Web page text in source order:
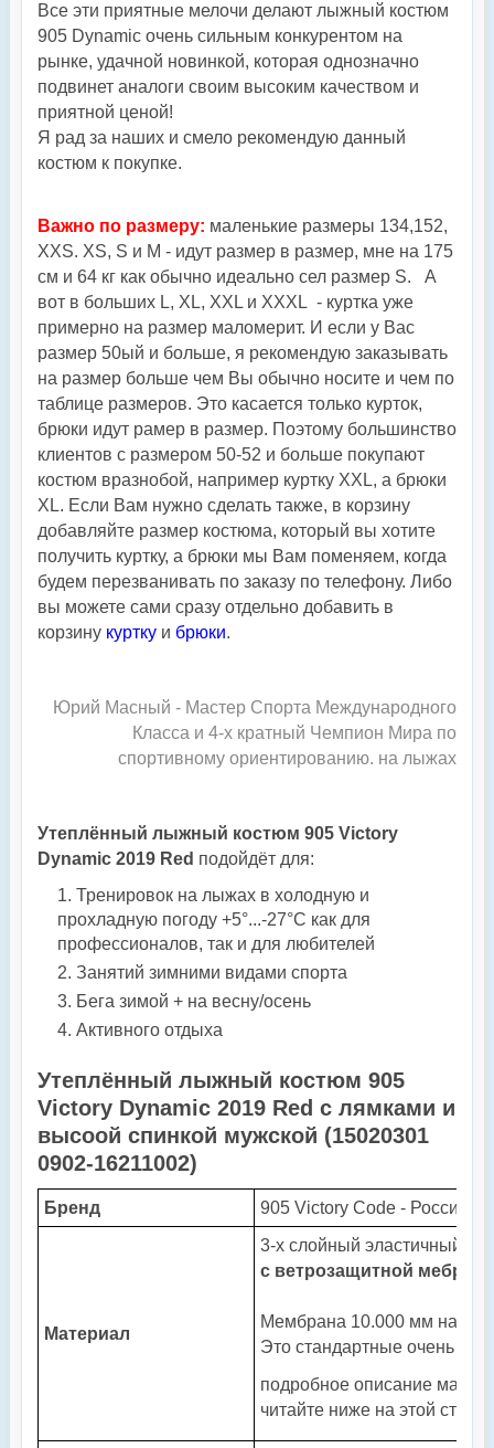
Все эти приятные мелочи делают лыжный костюм
905 Dynamic очень сильным конкурентом на
рынке, удачной новинкой, которая однозначно
подвинет аналоги своим высоким качеством и
приятной ценой!
Я рад за наших и смело рекомендую данный
костюм к покупке.
Важно по размеру: маленькие размеры 134,152,
XXS. XS, S и M - идут размер в размер, мне на 175
см и 64 кг как обычно идеально сел размер S. А
вот в больших L, XL, XXL и XXXL - куртка уже
примерно на размер маломерит. И если у Вас
размер 50ый и больше, я рекомендую заказывать
на размер больше чем Вы обычно носите и чем по
таблице размеров. Это касается только курток,
брюки идут рамер в размер. Поэтому большинство
клиентов с размером 50-52 и больше покупают
костюм вразнобой, например куртку XXL, а брюки
XL. Если Вам нужно сделать также, в корзину
добавляйте размер костюма, который вы хотите
получить куртку, а брюки мы Вам поменяем, когда
будем перезванивать по заказу по телефону. Либо
вы можете сами сразу отдельно добавить в
корзину куртку и брюки.
Юрий Масный - Мастер Спорта Международного
Класса и 4-х кратный Чемпион Мира по
спортивному ориентированию. на лыжах
Утеплённый лыжный костюм 905 Victory
Dynamic 2019 Red подойдёт для:
Тренировок на лыжах в холодную и
прохладную погоду +5°...-27°С как для
профессионалов, так и для любителей
Занятий зимними видами спорта
Бега зимой + на весну/осень
Активного отдыха
Утеплённый лыжный костюм 905
Victory Dynamic 2019 Red с лямками и
высоой спинкой мужской (15020301
0902-16211002)
Бренд 905 Victory Code - Россия
Материал
3-х слойный эластичный
с ветрозащитной
Мембрана 10.000 мм на
Это стандартные очень
подробное описание
читайте ниже на этой